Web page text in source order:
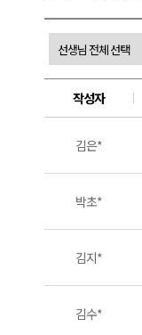
작성자
김은*
박초*
김지*
김수*